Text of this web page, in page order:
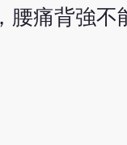
痛背強不